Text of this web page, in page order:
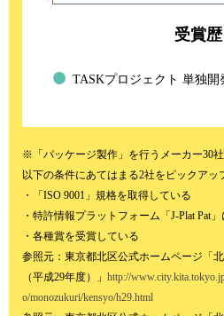
受賞歴
TASKプロジェクト 単独開
※「パッケージ製作」を行うメーカー30社
以下の条件にあてはまる2社をピックアッ
・「ISO 9001」規格を取得している
・特許情報プラットフォーム「J-Plat Pat
・各種賞を受賞している
参照元：東京都北区公式ホームページ「
（平成29年度）」 http://
o/monozukuri/kensyo/h29.html